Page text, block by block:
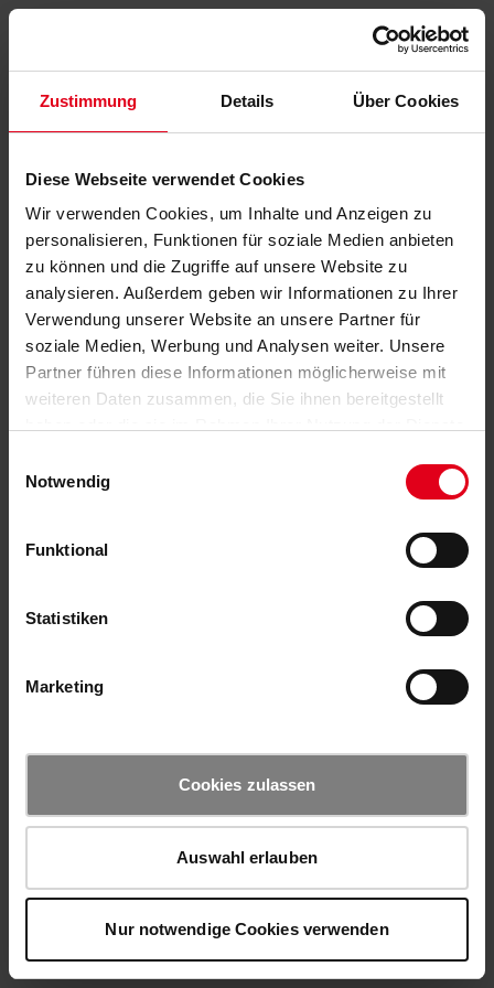
Zustimmung Details Über Cookies
Diese Webseite verwendet Cookies
Wir verwenden Cookies, um Inhalte und Anzeigen zu
personalisieren, Funktionen für soziale Medien anbieten
zu können und die Zugriffe auf unsere Website zu
analysieren. Außerdem geben wir Informationen zu Ihrer
Verwendung unserer Website an unsere Partner für
soziale Medien, Werbung und Analysen weiter. Unsere
Partner führen diese Informationen möglicherweise mit
weiteren Daten zusammen, die Sie ihnen bereitgestellt
Notwendig
Funktional
Statistiken
Marketing
Cookies zulassen
Auswahl erlauben
Nur notwendige Cookies verwenden